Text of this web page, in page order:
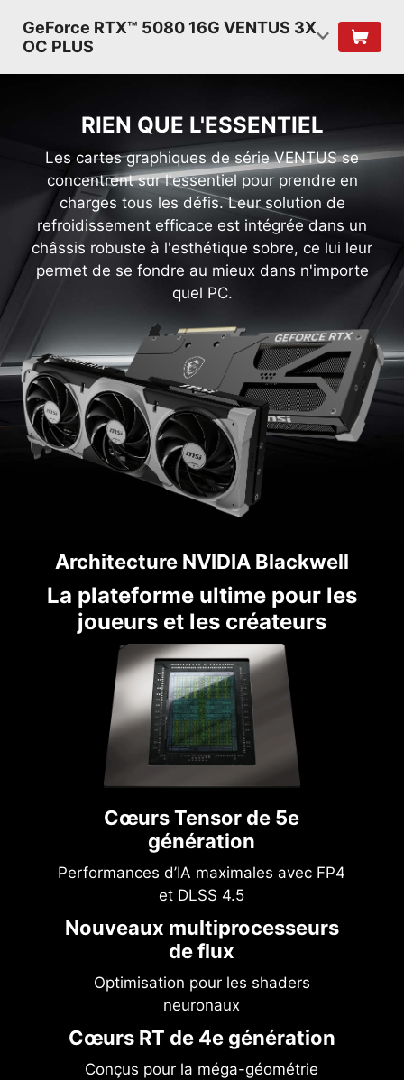
GeForce RTX™ 5080 16G VENTUS 3X
OC PLUS
RIEN QUE L'ESSENTIEL
Les cartes graphiques de série VENTUS se
concentrent sur l'essentiel pour prendre en
charges tous les défis. Leur solution de
refroidissement efficace est intégrée dans un
châssis robuste à l'esthétique sobre, ce lui leur
permet de se fondre au mieux dans n'importe
quel PC.
Architecture NVIDIA Blackwell
La plateforme ultime pour les
joueurs et les créateurs
Cœurs Tensor de 5e
génération
Performances d’IA maximales avec FP4
et DLSS 4.5
Nouveaux multiprocesseurs
de flux
Optimisation pour les shaders
neuronaux
Cœurs RT de 4e génération
Conçus pour la méga-géométrie